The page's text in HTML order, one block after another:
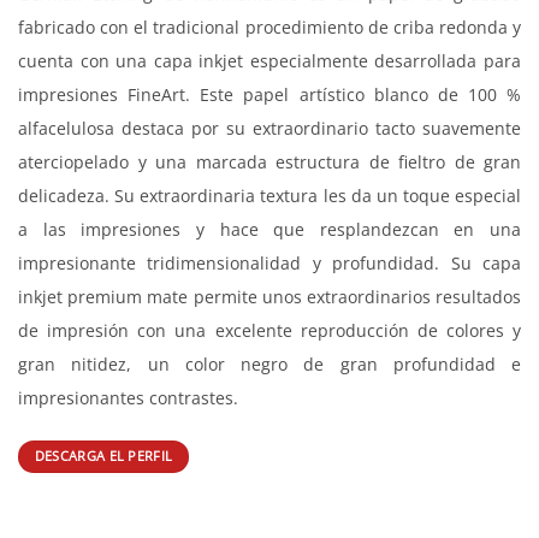
HAHNEMÜHLE GERMAN ETCHING 310 gr
German Etching de Hahnemühle es un papel de grabado
fabricado con el tradicional procedimiento de criba redonda y
cuenta con una capa inkjet especialmente desarrollada para
impresiones FineArt. Este papel artístico blanco de 100 %
alfacelulosa destaca por su extraordinario tacto suavemente
aterciopelado y una marcada estructura de fieltro de gran
delicadeza. Su extraordinaria textura les da un toque especial
a las impresiones y hace que resplandezcan en una
impresionante tridimensionalidad y profundidad. Su capa